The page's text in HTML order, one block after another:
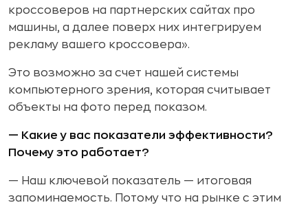
кроссоверов на партнерских сайтах про
машины, а далее поверх них интегрируем
рекламу вашего кроссовера».
Это возможно за счет нашей системы
компьютерного зрения, которая считывает
объекты на фото перед показом.
— Какие у вас показатели эффективности?
Почему это работает?
— Наш ключевой показатель — итоговая
запоминаемость. Потому что на рынке с этим